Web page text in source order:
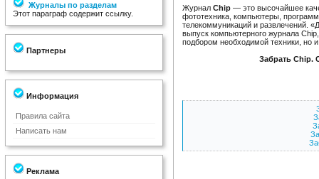
Журналы по разделам
Этот параграф содержит ссылку.
Партнеры
Информация
Правила сайта
Написать нам
Реклама
Журнал Chip — это высочайшее
фототехника, компьютеры,
телекоммуникаций и развлечений.
выпуск компьютерного журнала
подбором необходимой техники, но
Забрать Chip.